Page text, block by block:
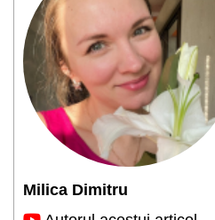
Milica Dimitru